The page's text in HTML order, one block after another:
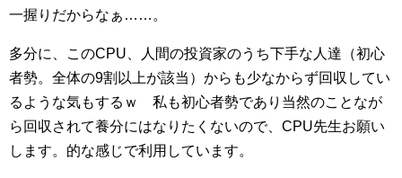
一握りだからなぁ……。
多分に、このCPU、人間の投資家のうち下手な人達（初心
者勢。全体の9割以上が該当）からも少なからず回収してい
るような気もするｗ 私も初心者勢であり当然のことなが
ら回収されて養分にはなりたくないので、CPU先生お願い
します。的な感じで利用しています。